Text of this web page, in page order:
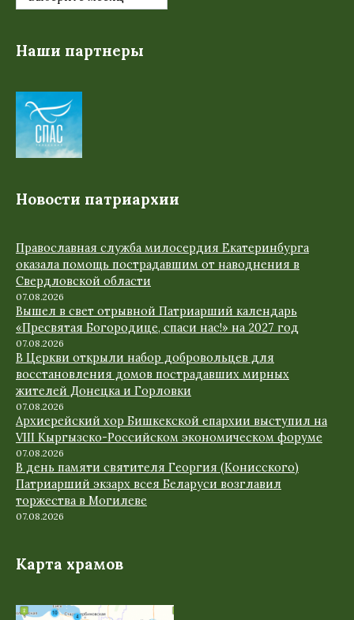
Наши партнеры
Новости патриархии
Православная служба милосердия Екатеринбурга
оказала помощь пострадавшим от наводнения в
Свердловской области
07.08.2026
Вышел в свет отрывной Патриарший календарь
«Пресвятая Богородице, спаси нас!» на 2027 год
07.08.2026
В Церкви открыли набор добровольцев для
восстановления домов пострадавших мирных
жителей Донецка и Горловки
07.08.2026
Архиерейский хор Бишкекской епархии выступил на
VIII Кыргызско-Российском экономическом форуме
07.08.2026
В день памяти святителя Георгия (Конисского)
Патриарший экзарх всея Беларуси возглавил
торжества в Могилеве
07.08.2026
Карта храмов